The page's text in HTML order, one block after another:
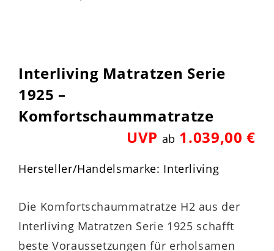
Interliving Matratzen Serie
1925 –
Komfortschaummatratze
UVP ab 1.039,00 €
Hersteller/Handelsmarke: Interliving
Die Komfortschaummatratze H2 aus der
Interliving Matratzen Serie 1925 schafft
beste Voraussetzungen für erholsamen